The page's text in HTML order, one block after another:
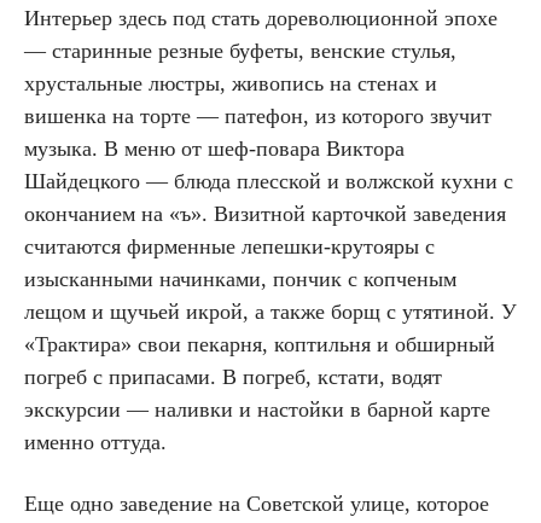
Интерьер здесь под стать дореволюционной эпохе
— старинные резные буфеты, венские стулья,
хрустальные люстры, живопись на стенах и
вишенка на торте — патефон, из которого звучит
музыка. В меню от шеф-повара Виктора
Шайдецкого — блюда плесской и волжской кухни с
окончанием на «ъ». Визитной карточкой заведения
считаются фирменные лепешки-крутояры с
изысканными начинками, пончик с копченым
лещом и щучьей икрой, а также борщ с утятиной. У
«Трактира» свои пекарня, коптильня и обширный
погреб с припасами. В погреб, кстати, водят
экскурсии — наливки и настойки в барной карте
именно оттуда.
Еще одно заведение на Советской улице, которое